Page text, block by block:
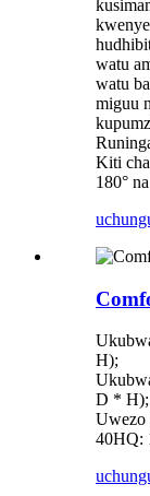
watu
watu
miguu
Kiti
180°
H);
D * H);
Uwezo
40HQ: